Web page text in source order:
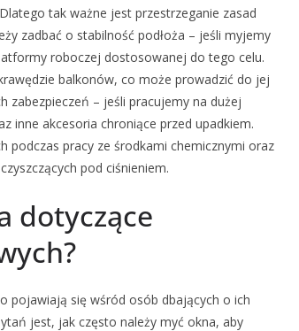
tak ważne jest przestrzeganie zasad
zadbać o stabilność podłoża – jeśli myjemy
roboczej dostosowanej do tego celu.
balkonów, co może prowadzić do jej
zabezpieczeń – jeśli pracujemy na dużej
inne akcesoria chroniące przed upadkiem.
podczas pracy ze środkami chemicznymi oraz
pod ciśnieniem.
dotyczące
pojawiają się wśród osób dbających o ich
jest, jak często należy myć okna, aby